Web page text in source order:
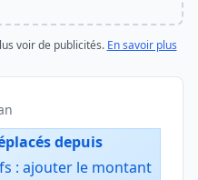
voir de publicités. En savoir plus
depuis
: ajouter le montant